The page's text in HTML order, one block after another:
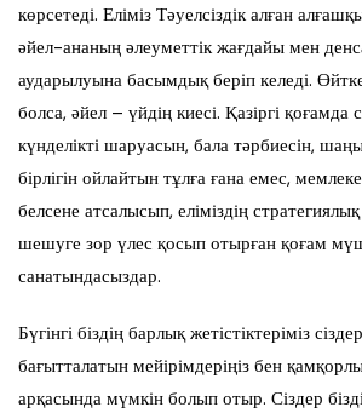
көрсетеді. Еліміз Тәуелсіздік алған
әйел-ананың әлеуметтік жағдайы мен
аударылуына басымдық беріп келеді.
болса, әйел – үйдің киесі. Қазіргі қоғамда
күнделікті шаруасын, бала тәрбиесін,
бірлігін ойлайтын тұлға ғана емес,
белсене атсалысып, еліміздің
шешуге зор үлес қосып отырған қоғам
санатындасыздар.
Бүгінгі біздің барлық жетістіктеріміз
бағытталатын мейірімдеріңіз бен
арқасында мүмкін болып отыр. Сіздер